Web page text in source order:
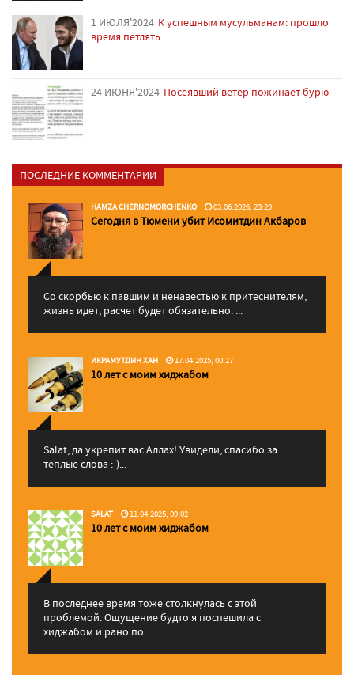
1 ИЮЛЯ'2024 К успешным мусульманам: прошло
время петлять
24 ИЮНЯ'2024 Посеявший ветер пожинает бурю
ПОСЛЕДНИЕ КОММЕНТАРИИ
HAMZA CHERNOMORCHENKO 03.06.2026, 23:29
Сегодня в Тюмени убит Исомитдин Акбаров
Со скорбью к павшим и ненавестью к притеснителям,
жизнь идет, расчет будет обязательно. ...
ИКРАМУТДИН ХАН 17.04.2025, 00:27
10 лет с моим хиджабом
Salat, да укрепит вас Аллаx! Увидели, спасибо за
теплые слова :-)...
SALAT 11.04.2025, 09:02
10 лет с моим хиджабом
В последнее время тоже столкнулась с этой
проблемой. Ощущение будто я поспешила с
хиджабом и рано по...